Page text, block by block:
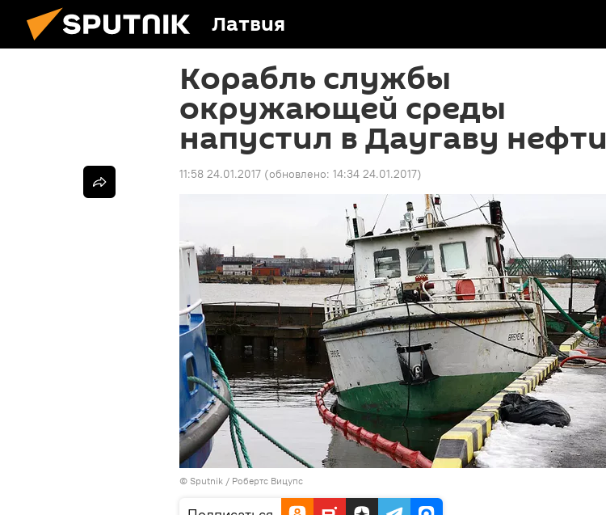
Латвия
Корабль службы
окружающей среды
напустил в Даугаву нефти
11:58 24.01.2017 (обновлено: 14:34 24.01.2017)
© Sputnik / Робертс Вицупс